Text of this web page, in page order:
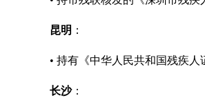
昆明 ：
• 持有《中华人民共和国残疾
长沙：